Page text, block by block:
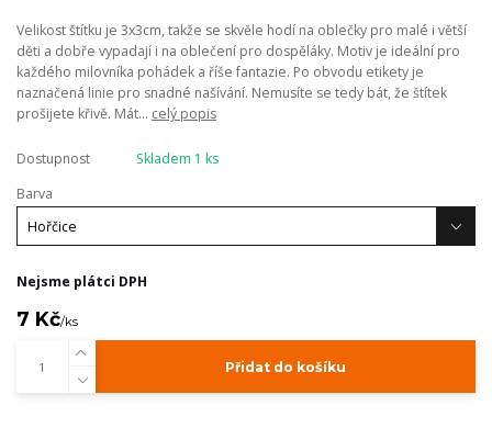
Velikost štítku je 3x3cm, takže se skvěle hodí na oblečky pro malé i větší
děti a dobře vypadají i na oblečení pro dospěláky. Motiv je ideální pro
každého milovníka pohádek a říše fantazie. Po obvodu etikety je
naznačená linie pro snadné našívání. Nemusíte se tedy bát, že štítek
prošijete křivě. Mát... celý popis
Dostupnost
Skladem 1 ks
Barva
Nejsme plátci DPH
7 Kč/ks
Přidat do košíku